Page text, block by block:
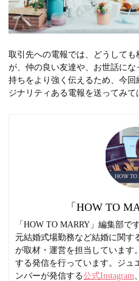
取引先への電報では、どうして
が、仲の良い友達や、お世話に
持ちをより強く伝えるため、今
ジナリティある電報を送ってみて
「HOW TO
「HOW TO MARRY」編集部で
元結婚式場勤務など結婚に関す
が取材・運営を担当しています
する発信を行っています。ジュ
ンバーが発信する公式Instagram